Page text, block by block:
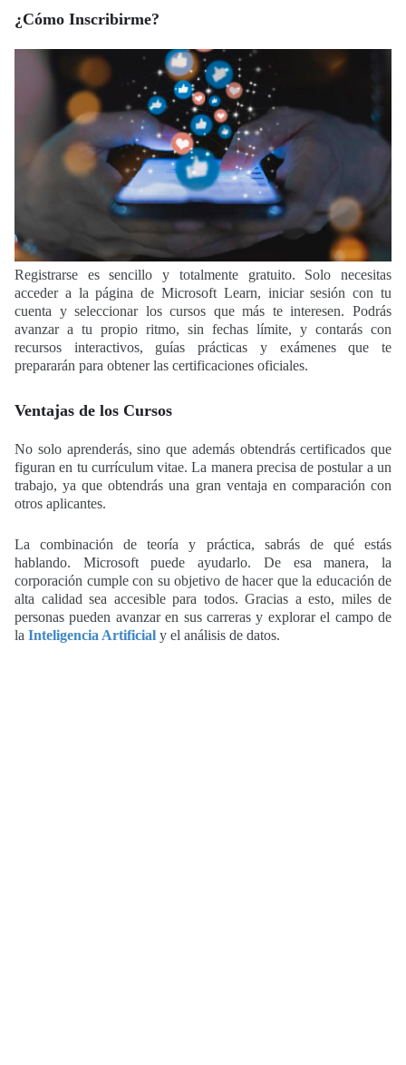
¿Cómo Inscribirme?
Registrarse es sencillo y totalmente gratuito. Solo necesitas
acceder a la página de Microsoft Learn, iniciar sesión con tu
cuenta y seleccionar los cursos que más te interesen. Podrás
avanzar a tu propio ritmo, sin fechas límite, y contarás con
recursos interactivos, guías prácticas y exámenes que te
prepararán para obtener las certificaciones oficiales.
Ventajas de los Cursos
No solo aprenderás, sino que además obtendrás certificados que
figuran en tu currículum vitae. La manera precisa de postular a un
trabajo, ya que obtendrás una gran ventaja en comparación con
otros aplicantes.
La combinación de teoría y práctica, sabrás de qué estás
hablando. Microsoft puede ayudarlo. De esa manera, la
corporación cumple con su objetivo de hacer que la educación de
alta calidad sea accesible para todos. Gracias a esto, miles de
personas pueden avanzar en sus carreras y explorar el campo de
la Inteligencia Artificial y el análisis de datos.